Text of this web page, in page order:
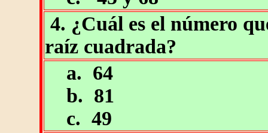
4. ¿Cuál es el número
raíz cuadrada?
a. 64
b. 81
c. 49